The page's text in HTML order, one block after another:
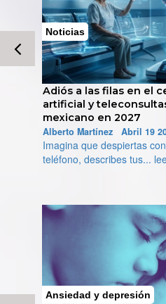
Noticias
CDMX aprueba ley
mental de las madres:
posparto y la ansiedad
Alberto Martínez Abril 19
el Congreso de la Ciudad
iniciativas legislativas que...